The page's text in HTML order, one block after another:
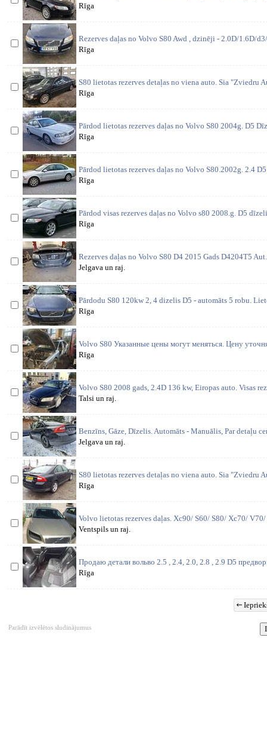
Rīga
Rezerves daļas no Volvo S80 Awd , dzinēji - 2.0D/1.6D/
Rīga
S80 lietotas rezerves detaļas no viena auto. Sia "Zviedru
Rīga
Pārdod lietotas rezerves daļas no Volvo S80 2004g. D5
Rīga
Pārdod lietotas rezerves daļas no Volvo S80.2002g. 2.4
Rīga
Pārdod visas rezerves daļas no Volvo s80 2008.g. D5
Rīga
Rezerves daļas no Volvo S80 D4 2015 Gads D4204T5
Jelgava un raj.
Pārdodu S80 120kw 2, 4 dizelis D5 - automāts 5 robu.
Rīga
Volvo S80 Указанные цены могут меняться. Цену
Rīga
Volvo S80 2008 gads, 2.4D 136 kw, Eiropas auto. Visas
Talsi un raj.
Benzīns, Gāze, Dīzelis. Automāts - Manuālis, Par detaļu
Jelgava un raj.
S80 lietotas rezerves detaļas no viena auto. Sia "Zviedru
Rīga
Volvo lietotas rezerves daļas. Xc90/ S60/ S80/ Xc70/
Ventspils un raj.
Продаю детали вольво 2.5 , 2.4, 2.0, 2.8 , 2.9 D5
Rīga
Parādīt izvēlētos sludinājumus